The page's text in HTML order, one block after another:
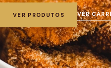
VER PRODUTOS VER